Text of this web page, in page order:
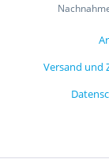
Versand und